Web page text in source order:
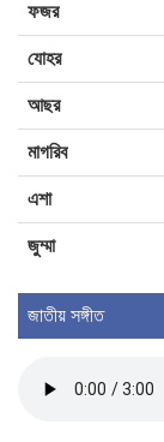
ফজর
যোহর
আছর
মাগরিব
এশা
জুম্মা
জাতীয় সঙ্গীত